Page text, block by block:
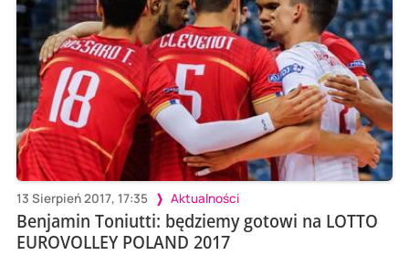
13 Sierpień 2017, 17:35 Aktualności
Benjamin Toniutti: będziemy gotowi na LOTTO
EUROVOLLEY POLAND 2017